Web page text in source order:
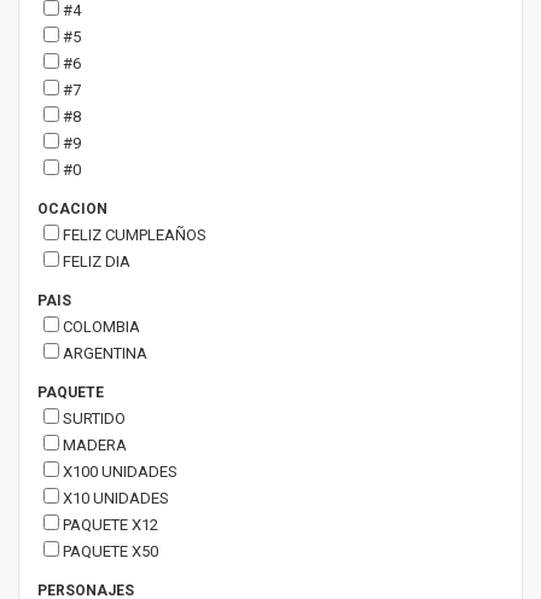
#4
#5
#6
#7
#8
#9
#0
OCACION
FELIZ CUMPLEAÑOS
FELIZ DIA
PAIS
COLOMBIA
ARGENTINA
PAQUETE
SURTIDO
MADERA
X100 UNIDADES
X10 UNIDADES
PAQUETE X12
PAQUETE X50
PERSONAJES